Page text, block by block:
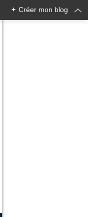
+ Créer mon blog